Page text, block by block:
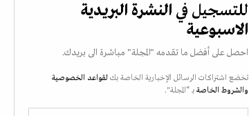
للتسجيل في النشرة البريدية
الاسبوعية
احصل على أفضل ما تقدمه "المجلة" مباشرة الى بريدك.
تخضع اشتراكات الرسائل الإخبارية الخاصة بك لقواعد الخصوصية
والشروط الخاصة بـ “المجلة".